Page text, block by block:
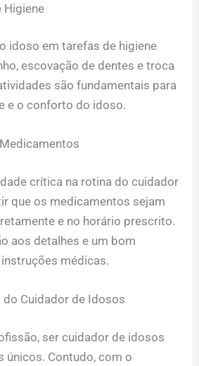
Higiene
idoso em tarefas de higiene
escovação de dentes e troca
são fundamentais para
e o conforto do idoso.
crítica na rotina do cuidador
que os medicamentos sejam
e no horário prescrito.
aos detalhes e um bom
médicas.
do Cuidador de Idosos
ser cuidador de idosos
únicos. Contudo, com o